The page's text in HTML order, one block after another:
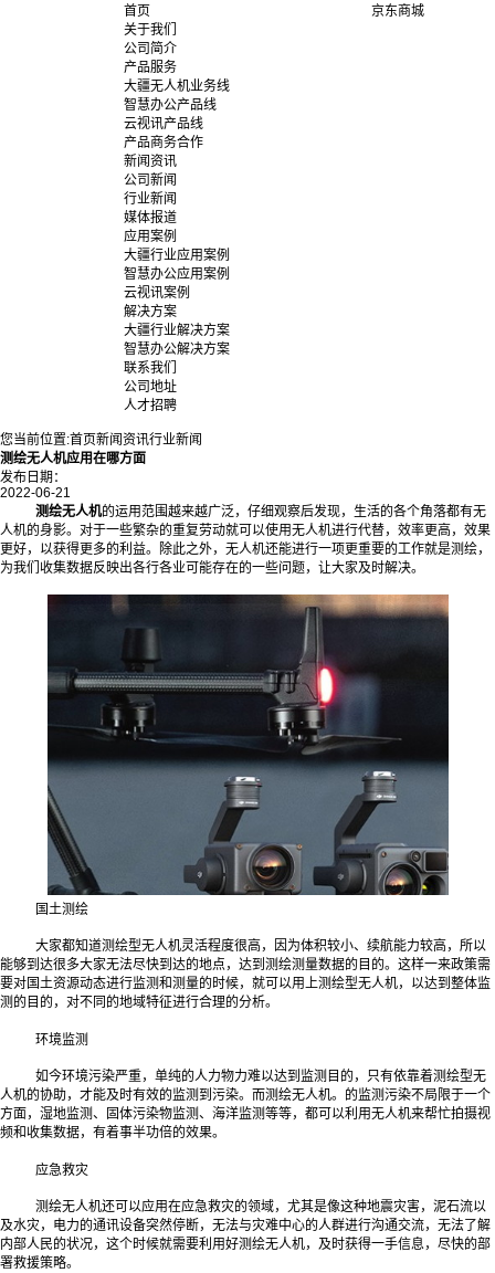
首页
关于我们
公司简介
产品服务
大疆无人机业务线
智慧办公产品线
云视讯产品线
产品商务合作
新闻资讯
公司新闻
行业新闻
媒体报道
应用案例
大疆行业应用案例
智慧办公应用案例
云视讯案例
解决方案
大疆行业解决方案
智慧办公解决方案
联系我们
公司地址
人才招聘
京东商城
您当前位置:首页新闻资讯行业新闻
测绘无人机应用在哪方面
发布日期：
2022-06-21
测绘无人机的运用范围越来越广泛，仔细观察后发现，生活的各个角落都有无
人机的身影。对于一些繁杂的重复劳动就可以使用无人机进行代替，效率更高，效果
更好，以获得更多的利益。除此之外，无人机还能进行一项更重要的工作就是测绘，
为我们收集数据反映出各行各业可能存在的一些问题，让大家及时解决。
国土测绘
大家都知道测绘型无人机灵活程度很高，因为体积较小、续航能力较高，所以
能够到达很多大家无法尽快到达的地点，达到测绘测量数据的目的。这样一来政策需
要对国土资源动态进行监测和测量的时候，就可以用上测绘型无人机，以达到整体监
测的目的，对不同的地域特征进行合理的分析。
环境监测
如今环境污染严重，单纯的人力物力难以达到监测目的，只有依靠着测绘型无
人机的协助，才能及时有效的监测到污染。而测绘无人机。的监测污染不局限于一个
方面，湿地监测、固体污染物监测、海洋监测等等，都可以利用无人机来帮忙拍摄视
频和收集数据，有着事半功倍的效果。
应急救灾
测绘无人机还可以应用在应急救灾的领域，尤其是像这种地震灾害，泥石流以
及水灾，电力的通讯设备突然停断，无法与灾难中心的人群进行沟通交流，无法了解
内部人民的状况，这个时候就需要利用好测绘无人机，及时获得一手信息，尽快的部
署救援策略。